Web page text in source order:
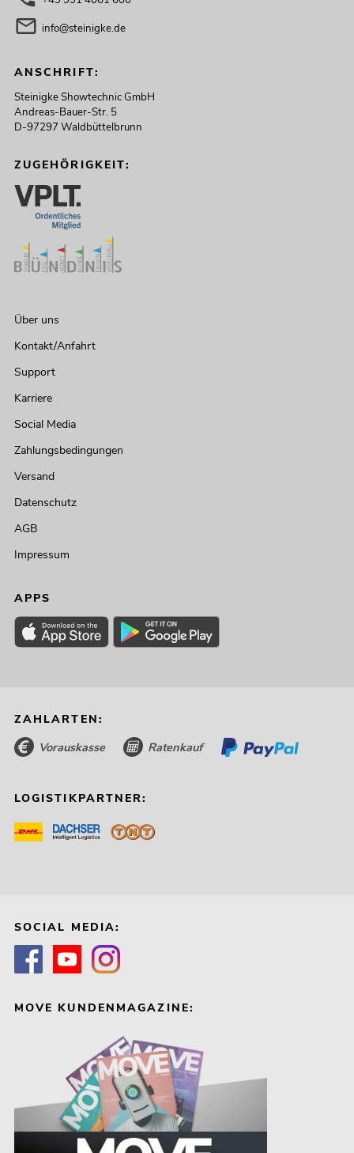
info@steinigke.de
ANSCHRIFT:
Steinigke Showtechnic GmbH
Andreas-Bauer-Str. 5
D-97297 Waldbüttelbrunn
ZUGEHÖRIGKEIT:
Über uns
Kontakt/Anfahrt
Support
Karriere
Social Media
Zahlungsbedingungen
Versand
Datenschutz
AGB
Impressum
APPS
ZAHLARTEN:
Vorauskasse Ratenkauf
LOGISTIKPARTNER:
SOCIAL MEDIA:
MOVE KUNDENMAGAZINE: